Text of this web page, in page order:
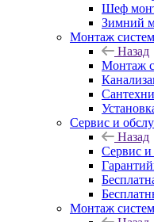
Шеф
Зимний
Монтаж
Назад
Монтаж
Сервис и
Назад
Сервис
Монтаж